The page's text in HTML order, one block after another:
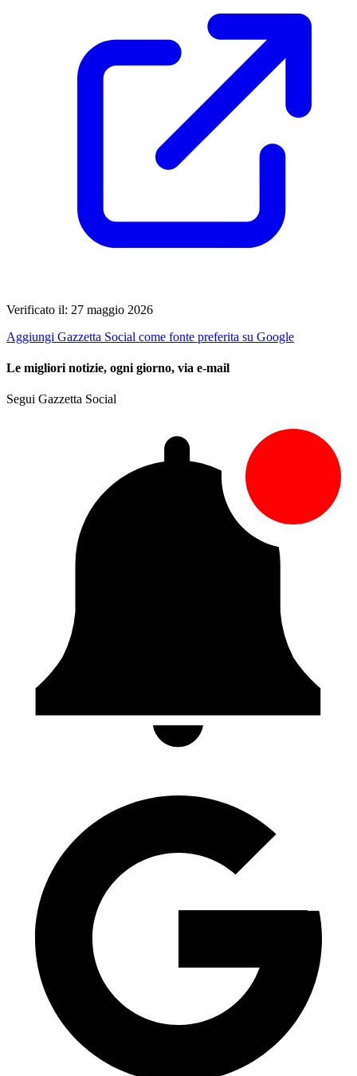
Verificato il: 27 maggio 2026
Aggiungi Gazzetta Social come fonte preferita su Google
Le migliori notizie, ogni giorno, via e-mail
Segui Gazzetta Social